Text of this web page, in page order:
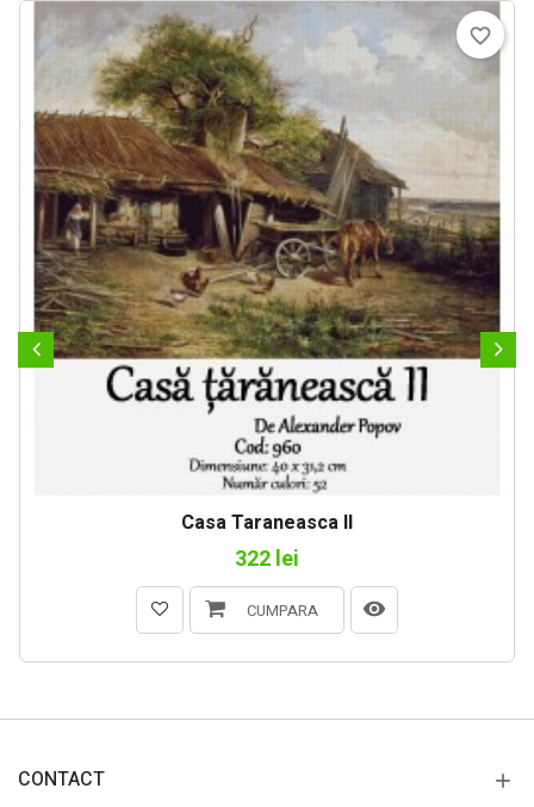
Casa Taraneasca II
322 lei
CUMPARA
favorite_border
CONTACT